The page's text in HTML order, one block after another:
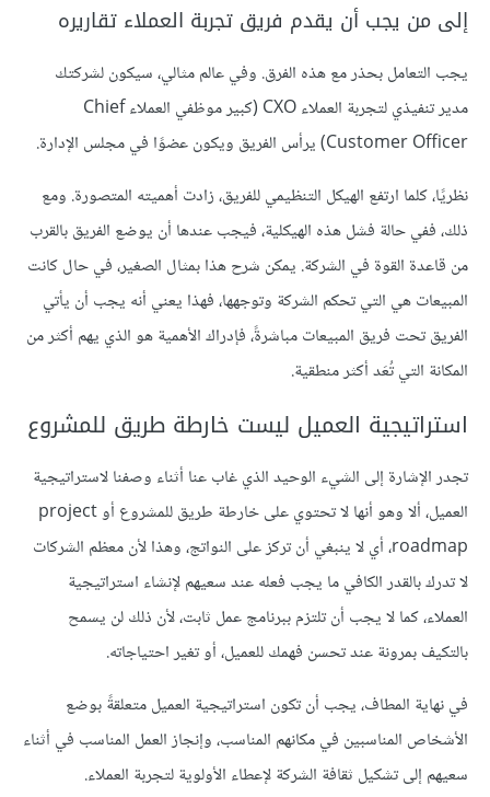
إلى من يجب أن يقدم فريق تجربة العملاء تقاريره
يجب التعامل بحذر مع هذه الفرق. وفي عالم مثالي، سيكون لشركتك
مدير تنفيذي لتجربة العملاء CXO (كبير موظفي العملاء Chief
Customer Officer) يرأس الفريق ويكون عضوًا في مجلس الإدارة.
نظريًا، كلما ارتفع الهيكل التنظيمي للفريق، زادت أهميته المتصورة. ومع
ذلك، ففي حالة فشل هذه الهيكلية، فيجب عندها أن يوضع الفريق بالقرب
من قاعدة القوة في الشركة. يمكن شرح هذا بمثال الصغير، في حال كانت
المبيعات هي التي تحكم الشركة وتوجهها، فهذا يعني أنه يجب أن يأتي
الفريق تحت فريق المبيعات مباشرةً، فإدراك الأهمية هو الذي يهم أكثر من
المكانة التي تُعَد أكثر منطقية.
استراتيجية العميل ليست خارطة طريق للمشروع
تجدر الإشارة إلى الشيء الوحيد الذي غاب عنا أثناء وصفنا لاستراتيجية
العميل، ألا وهو أنها لا تحتوي على خارطة طريق للمشروع أو project
roadmap، أي لا ينبغي أن تركز على النواتج، وهذا لأن معظم الشركات
لا تدرك بالقدر الكافي ما يجب فعله عند سعيهم لإنشاء استراتيجية
العملاء، كما لا يجب أن تلتزم ببرنامج عمل ثابت، لأن ذلك لن يسمح
بالتكيف بمرونة عند تحسن فهمك للعميل، أو تغير احتياجاته.
في نهاية المطاف، يجب أن تكون استراتيجية العميل متعلقةً بوضع
الأشخاص المناسبين في مكانهم المناسب، وإنجاز العمل المناسب في أثناء
سعيهم إلى تشكيل ثقافة الشركة لإعطاء الأولوية لتجربة العملاء.